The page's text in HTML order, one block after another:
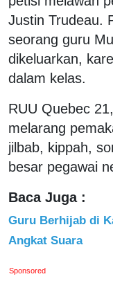
Justin Trudeau.
seorang guru
dikeluarkan,
dalam kelas.
RUU Quebec
melarang
jilbab, kippah,
besar pegawai
Baca Juga :
Guru Berhijab di
Angkat Suara
Sponsored